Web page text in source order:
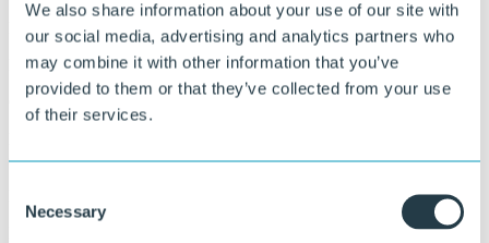
We also share information about your use of our site with
our social media, advertising and analytics partners who
may combine it with other information that you’ve
provided to them or that they’ve collected from your use
of their services.
Selection
Necessary
Eenvoudige montage
De strips zijn snel en gemakkelijk door het hekwerk te vlechten.
Onderhoudsvriendelijk
onderhoud.
De kunststof strips rotten en splinteren niet en zijn bestand tegen